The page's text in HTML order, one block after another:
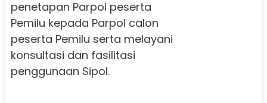
penetapan Parpol peserta
Pemilu kepada Parpol calon
peserta Pemilu serta melayani
konsultasi dan fasilitasi
penggunaan Sipol.